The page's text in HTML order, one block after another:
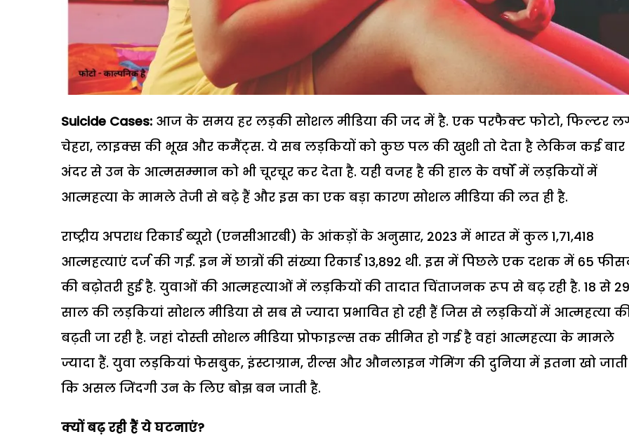
Suicide Cases: आज के समय हर लड़की सोशल मीडिया की जद में है. एक परफैक्ट फोटो, फिल्टर
चेहरा, लाइक्स की भूख और कमैंट्स. ये सब लड़कियों को कुछ पल की खुशी तो देता है लेकिन कई बार
अंदर से उन के आत्मसम्मान को भी चूरचूर कर देता है. यही वजह है की हाल के वर्षों में लड़कियों में
आत्महत्या के मामले तेजी से बढ़े हैं और इस का एक बड़ा कारण सोशल मीडिया की लत ही है.
राष्ट्रीय अपराध रिकार्ड ब्यूरो (एनसीआरबी) के आंकड़ों के अनुसार, 2023 में भारत में कुल 1,71,418
आत्महत्याएं दर्ज की गईं. इन में छात्रों की संख्या रिकार्ड 13,892 थी. इस में पिछले एक दशक में 65
की बढ़ोतरी हुई है. युवाओं की आत्महत्याओं में लड़कियों की तादात चिंताजनक रूप से बढ़ रही है. 18 से 29
साल की लड़कियां सोशल मीडिया से सब से ज्यादा प्रभावित हो रही हैं जिस से लड़कियों में आत्महत्या
बढ़ती जा रही है. जहां दोस्ती सोशल मीडिया प्रोफाइल्स तक सीमित हो गई है वहां आत्महत्या के मामले
ज्यादा हैं. युवा लड़कियां फेसबुक, इंस्टाग्राम, रील्स और औनलाइन गेमिंग की दुनिया में इतना खो
कि असल जिंदगी उन के लिए बोझ बन जाती है.
क्यों बढ़ रही हैं ये घटनाएं?